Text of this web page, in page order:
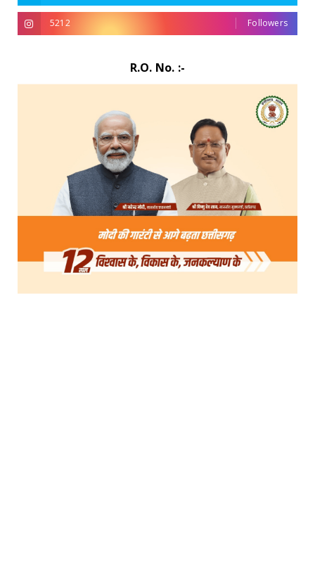
5212 Followers
R.O. No. :-